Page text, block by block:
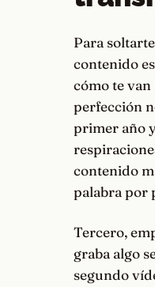
Para
contenido
cómo te van
perfección
primer año
contenido
palabra por
Tercero,
graba algo
segundo